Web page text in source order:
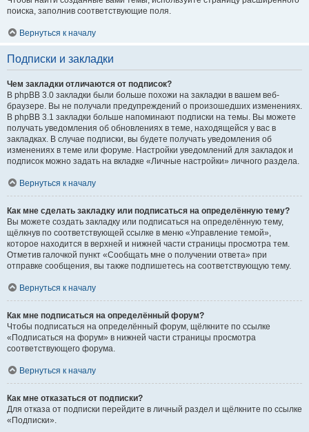
поиска, заполнив соответствующие поля.
Вернуться к началу
Подписки и закладки
Чем закладки отличаются от подписок?
В phpBB 3.0 закладки были больше похожи на закладки в вашем веб-
браузере. Вы не получали предупреждений о произошедших изменениях.
В phpBB 3.1 закладки больше напоминают подписки на темы. Вы можете
получать уведомления об обновлениях в теме, находящейся у вас в
закладках. В случае подписки, вы будете получать уведомления об
изменениях в теме или форуме. Настройки уведомлений для закладок и
подписок можно задать на вкладке «Личные настройки» личного раздела.
Вернуться к началу
Как мне сделать закладку или подписаться на определённую тему?
Вы можете создать закладку или подписаться на определённую тему,
щёлкнув по соответствующей ссылке в меню «Управление темой»,
которое находится в верхней и нижней части страницы просмотра тем.
Отметив галочкой пункт «Сообщать мне о получении ответа» при
отправке сообщения, вы также подпишетесь на соответствующую тему.
Вернуться к началу
Как мне подписаться на определённый форум?
Чтобы подписаться на определённый форум, щёлкните по ссылке
«Подписаться на форум» в нижней части страницы просмотра
соответствующего форума.
Вернуться к началу
Как мне отказаться от подписки?
Для отказа от подписки перейдите в личный раздел и щёлкните по ссылке
«Подписки».